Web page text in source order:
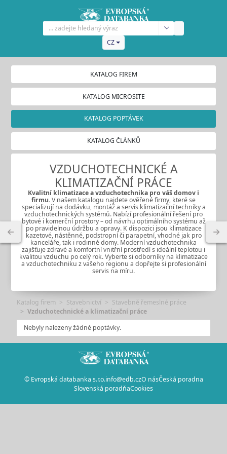
CZ
KATALOG FIREM
KATALOG MICROSITE
KATALOG POPTÁVEK
KATALOG ČLÁNKŮ
VZDUCHOTECHNICKÉ A
KLIMATIZAČNÍ PRÁCE
Kvalitní klimatizaceavzduchotechnika pro váš domov i
firmu.V našem katalogu najdete ověřené firmy, které se
specializují na dodávku, montáž a servis klimatizační techniky a
vzduchotechnických systémů. Nabízí profesionální řešení pro
bytové i komerční prostory – od návrhu optimálního systému až
po pravidelnou údržbu a opravy. K dispozici jsou klimatizace
kazetové, nástěnné, podstropní či parapetní, vhodné jak pro
kanceláře, tak i rodinné domy. Moderní vzduchotechnika
zajišťuje zdravé a komfortní vnitřní prostředí s ideální teplotou i
kvalitou vzduchu po celý rok. Vyberte si odborníky na klimatizace
a vzduchotechniku z vašeho regionu a dopřejte si profesionální
servis na míru.
Katalog firem Stavebnictví
Stavebně řemeslné práce
Vzduchotechnické a klimatizační práce
Nebyly nalezeny žádné poptávky.
© Evropská databanka s.r.o.info@edb.czO násČeská poradna
Slovenská poradňaCookies